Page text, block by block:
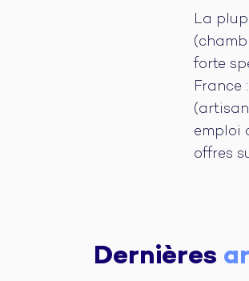
La
forte
France
emploi
offres
Dernières